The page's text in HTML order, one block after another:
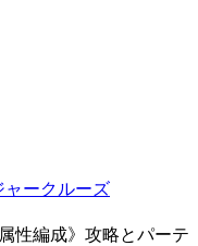
ャークルーズ
性編成》攻略とパーテ